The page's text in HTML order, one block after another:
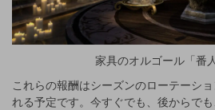
家具のオルゴール「番
これらの報酬はシーズンのローテーシ
れる予定です。今すぐでも、後からで